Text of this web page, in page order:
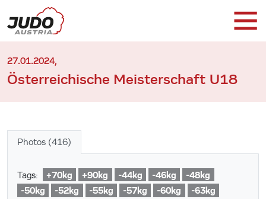
27.01.2024,
Österreichische Meisterschaft U18
Photos (416)
Tags: +70kg +90kg -44kg -46kg
-48kg
-50kg
-52kg -55kg -57kg -60kg
-63kg